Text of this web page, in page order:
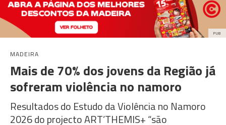
PUB
MADEIRA
Mais de 70% dos jovens da Região já
sofreram violência no namoro
Resultados do Estudo da Violência no Namoro
2026 do projecto ART’THEMIS+ “são